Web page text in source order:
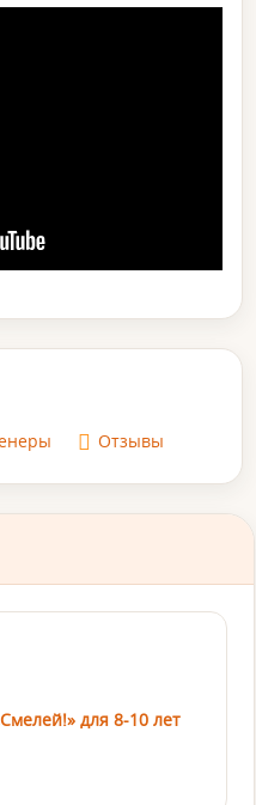
Отзывы
для 8-10 лет